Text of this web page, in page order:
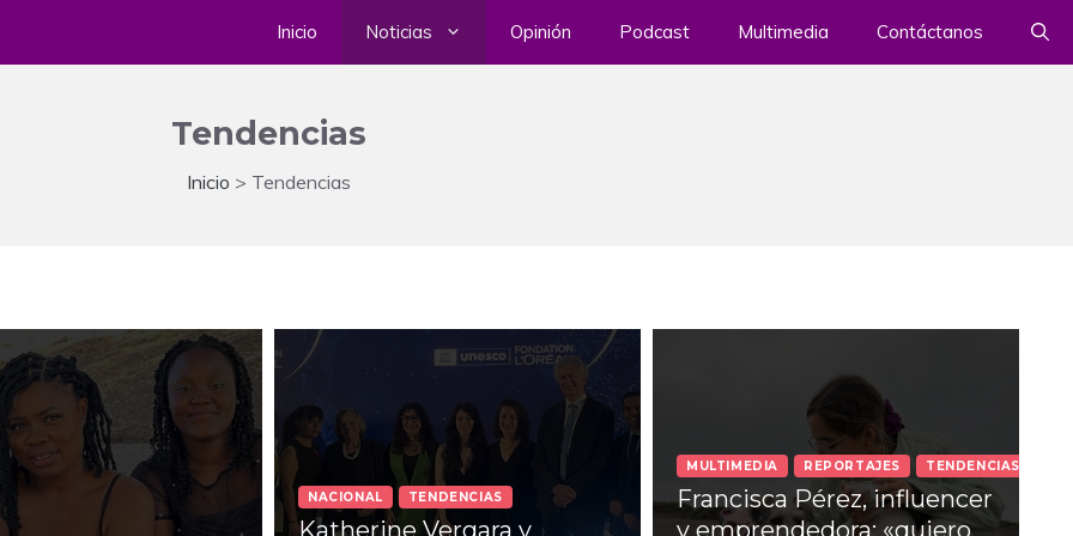
Inicio Noticias Opinión Podcast Multimedia Contáctanos
Tendencias
Inicio > Tendencias
NACIONAL TENDENCIAS
Katherine Vergara y
MULTIMEDIA REPORTAJES TENDENCIAS
Francisca Pérez, influencer
y emprendedora: «quiero